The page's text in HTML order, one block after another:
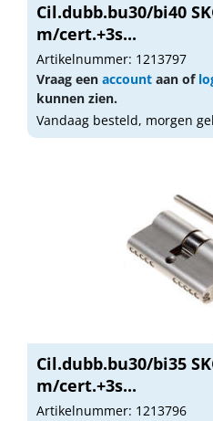
Cil.dubb.bu30/bi40
m/cert.+3s...
Artikelnummer: 1213797
Vraag een account aan of
kunnen zien.
Vandaag besteld, morgen
Cil.dubb.bu30/bi35
m/cert.+3s...
Artikelnummer: 1213796